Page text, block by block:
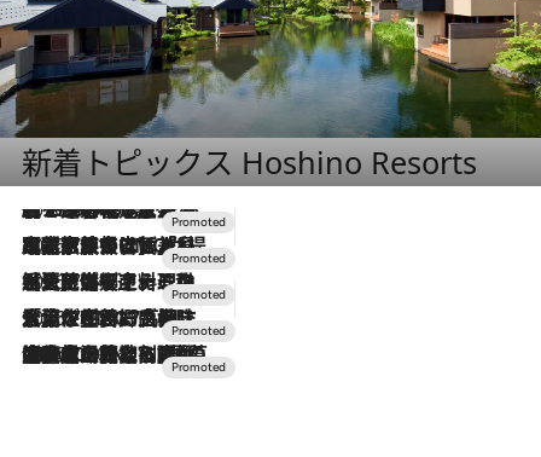
新着トピックス Hoshino Resorts
2026.8.7
【トンボの足水浴】ヒノキの香りに包まれて涼感マックス！約13℃の湧水かけ流しを避暑地「星野温泉 トンボの湯」で体験
2026.7.31
【ホテル帰省】という選択肢をOMOが提案。家族とほどよい距離を保つには「昼は実家、夜は気兼ねなくホテルで！」
2026.7.24
【夏限定ディナーコース】旬を迎える稚鮎や花ズッキーニなどをイタリア・トスカーナの郷土料理の手法で満喫！
2026.7.17
「土佐和ハーブかき氷」がOMO7高知に登場！生姜、山椒、大葉など目にも舌にも涼を呼ぶ郷土の味
2026.7.10
NEW OPEN！【界 草津】名湯の地に誕生。趣の異なる2種の温泉と上州ならではの会席・蕎麦割烹など美食を味わう究極の癒やし旅